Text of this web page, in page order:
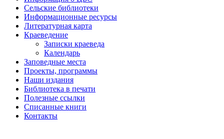
Сельские библиотеки
Информационные ресурсы
Литературная карта
Краеведение
Записки краеведа
Календарь
Заповедные места
Проекты, программы
Наши издания
Библиотека в печати
Полезные ссылки
Списанные книги
Контакты